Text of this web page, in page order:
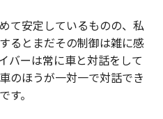
て安定しているものの、私
るとまだその制御は雑に感
バーは常に車と対話をして
のほうが一対一で対話でき
す。